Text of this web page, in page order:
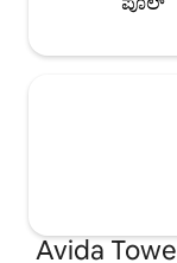
Avida